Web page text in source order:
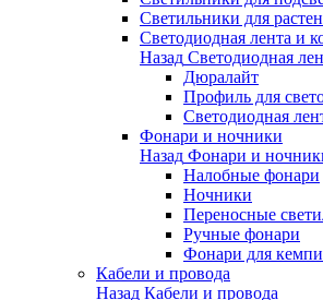
Светильники для
Светодиодная лента и
Назад Светодиодная
Дюралайт
Профиль для
Светодиодная
Фонари и ночники
Назад Фонари и
Налобные фонари
Ночники
Переносные
Ручные фонари
Фонари для
Кабели и провода
Назад Кабели и провода